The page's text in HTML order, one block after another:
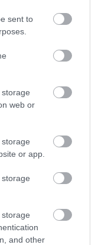
sent to
web or
or app.
and other
versenyt
csökkent az infláció
2022.05.10 21:11
2022.03.29 16:11